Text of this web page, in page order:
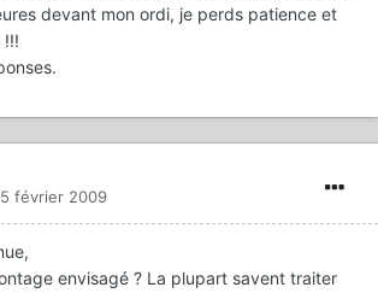
devant mon ordi, je perds patience et
!!!
février 2009
envisagé ? La plupart savent traiter